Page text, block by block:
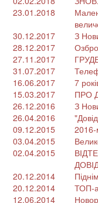
23.01.2018
30.12.2017
З
28.12.2017
27.11.2017
31.07.2017
16.06.2017
7
15.03.2017
ПРО
26.12.2016
З
26.04.2016
09.12.2015
2016-
03.04.2015
02.04.2015
20.12.2014
20.12.2014
ТОП-
12.06.2014